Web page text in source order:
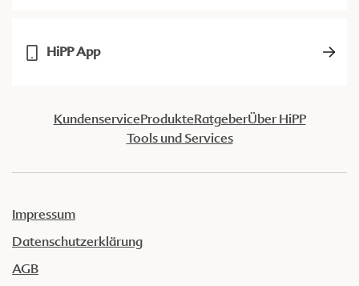
HiPP App
KundenserviceProdukteRatgeberÜber HiPP
Tools und Services
Impressum
Datenschutzerklärung
AGB